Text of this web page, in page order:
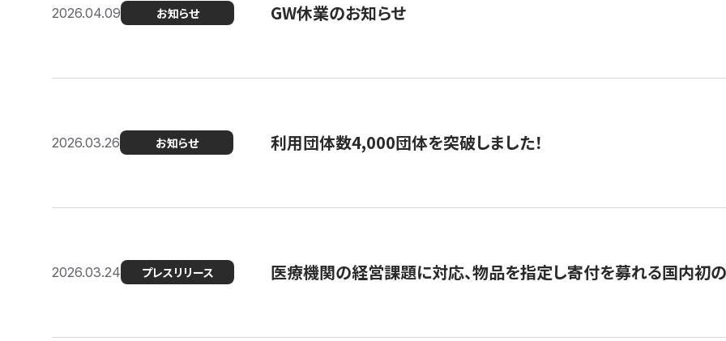
2026.04.09 お知らせ GW休業のお知らせ
2026.03.26 お知らせ 利用団体数4,000団体を突破しました！
2026.03.24 プレスリリース 医療機関の経営課題に対応、物品を指定し寄付を募れる国内初の